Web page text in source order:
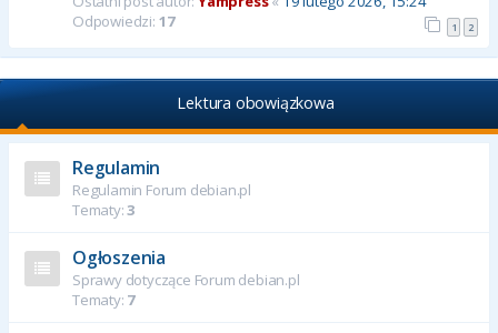
Odpowiedzi: 17 1 2
Lektura obowiązkowa
Regulamin
Regulamin Forum debian.pl
Tematy:3
Ogłoszenia
Sprawy dotyczące Forum debian.pl
Tematy: 7